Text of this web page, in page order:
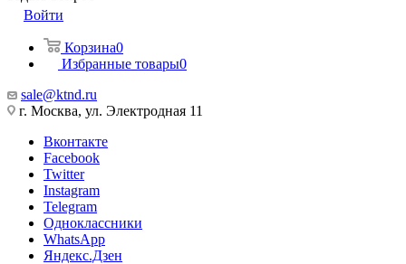
Войти
Корзина0
Избранные товары0
sale@ktnd.ru
г. Москва, ул. Электродная 11
Вконтакте
Facebook
Twitter
Instagram
Telegram
Одноклассники
WhatsApp
Яндекс.Дзен